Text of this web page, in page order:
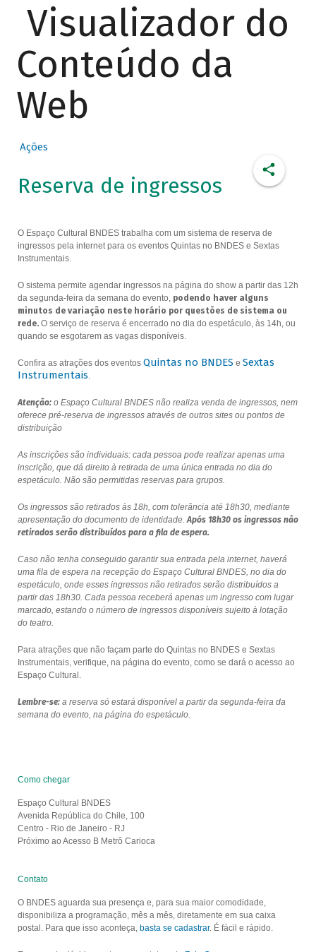
Visualizador do
Conteúdo da
Web
Ações
Reserva de ingressos
O Espaço Cultural BNDES trabalha com um sistema de reserva de
ingressos pela internet para os eventos Quintas no BNDES e Sextas
Instrumentais.
O sistema permite agendar ingressos na página do show a partir das 12h
da segunda-feira da semana do evento, podendo haver alguns
minutos de variação neste horário por questões de sistema ou
rede.O serviço de reserva é encerrado no dia do espetáculo, às 14h, ou
quando se esgotarem as vagas disponíveis.
Confira as atrações dos eventos Quintas no BNDES e Sextas
Instrumentais.
Atenção:o Espaço Cultural BNDES não realiza venda de ingressos, nem
oferece pré-reserva de ingressos através de outros sites ou pontos de
distribuição
As inscrições são individuais: cada pessoa pode realizar apenas uma
inscrição, que dá direito à retirada de uma única entrada no dia do
espetáculo. Não são permitidas reservas para grupos.
Os ingressos são retirados às 18h, com tolerância até 18h30, mediante
apresentação do documento de identidade.Após 18h30 os ingressos não
retirados serão distribuídos para a fila de espera.
Caso não tenha conseguido garantir sua entrada pela internet, haverá
uma fila de espera na recepção do Espaço Cultural BNDES, no dia do
espetáculo, onde esses ingressos não retirados serão distribuídos a
partir das 18h30. Cada pessoa receberá apenas um ingresso com lugar
marcado, estando o número de ingressos disponíveis sujeito à lotação
do teatro.
Para atrações que não façam parte do Quintas no BNDES e Sextas
Instrumentais, verifique, na página do evento, como se dará o acesso ao
Espaço Cultural.
Lembre-se:a reserva só estará disponível a partir da segunda-feira da
semana do evento, na página do espetáculo.
Como chegar
Espaço Cultural BNDES
Avenida República do Chile, 100
Centro - Rio de Janeiro - RJ
Próximo ao Acesso B Metrô Carioca
Contato
O BNDES aguarda sua presença e, para sua maior comodidade,
disponibiliza a programação, mês a mês, diretamente em sua caixa
postal. Para que isso aconteça, basta se cadastrar. É fácil e rápido.